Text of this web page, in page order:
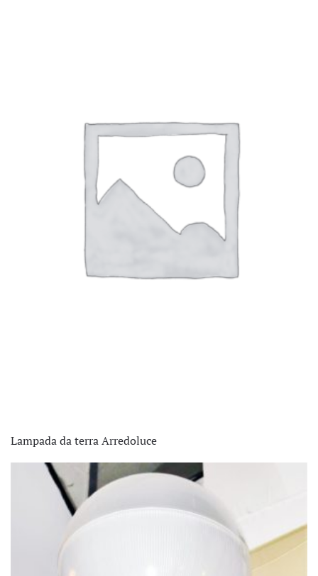
Lampada da terra Arredoluce